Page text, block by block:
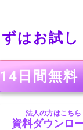
ずはお試
日間無
法人の方はこちら
資料ダウンロ